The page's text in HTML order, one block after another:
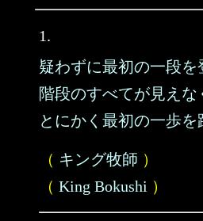
1.
疑わずに最初の一段を
階段のすべてが見えな
とにかく最初の一歩を
（ キング牧師 ）
（ King Bokushi ）